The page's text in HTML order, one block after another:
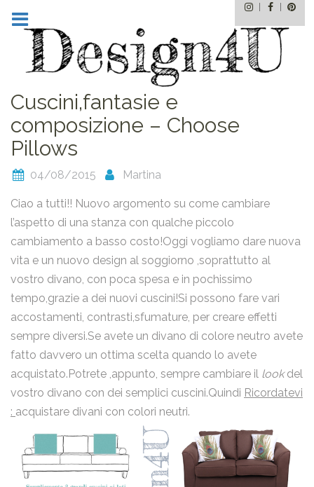
to
content
Instagram
Cuscini,fantasie e
composizione – Choose
Pillows
04/08/2015 Martina
Ciao a tutti!! Nuovo argomento su come cambiare
l’aspetto di una stanza con qualche piccolo
cambiamento a basso costo!Oggi vogliamo dare nuova
vita e un nuovo design al soggiorno ,soprattutto al
vostro divano, con poca spesa e in pochissimo
tempo,grazie a dei nuovi cuscini!Si possono fare vari
accostamenti, contrasti,sfumature, per creare effetti
sempre diversi.Se avete un divano di colore neutro avete
fatto davvero un ottima scelta quando lo avete
acquistato.Potrete ,appunto, sempre cambiare il lookdel
vostro divano con dei semplici cuscini.Quindi Ricordatevi
: acquistare divani con colori neutri.